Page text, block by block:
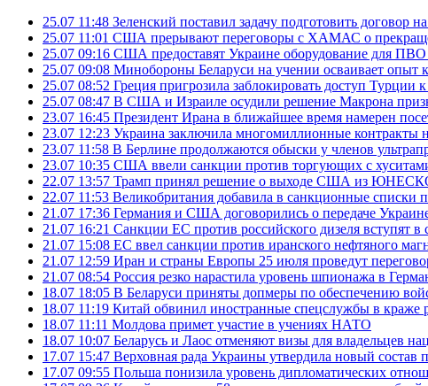
25.07 11:48 Зеленский поставил задачу подготовить
25.07 11:01 США прерывают переговоры с ХАМАС о
25.07 09:16 США предоставят Украине оборудование для ПВО
25.07 09:08 Минобороны Беларуси на учении осваивает опыт
25.07 08:52 Греция пригрозила заблокировать доступ
25.07 08:47 В США и Израиле осудили решение Макрона
23.07 16:45 Президент Ирана в ближайшее время намерен
23.07 12:23 Украина заключила многомиллионные контракты
23.07 11:58 В Берлине продолжаются обыски у членов
23.07 10:35 США ввели санкции против торгующих с
22.07 13:57 Трамп принял решение о выходе США из
22.07 11:53 Великобритания добавила в санкционные списки
21.07 17:36 Германия и США договорились о передаче
21.07 16:21 Санкции ЕС против российского дизеля вступят в
21.07 15:08 ЕС ввел санкции против иранского нефтяного
21.07 12:59 Иран и страны Европы 25 июля проведут
21.07 08:54 Россия резко нарастила уровень шпионажа в
18.07 18:05 В Беларуси приняты допмеры по обеспечению
18.07 11:19 Китай обвинил иностранные спецслужбы в краже
18.07 11:11 Молдова примет участие в учениях НАТО
18.07 10:07 Беларусь и Лаос отменяют визы для владельцев
17.07 15:47 Верховная рада Украины утвердила новый состав
17.07 09:55 Польша понизила уровень дипломатических